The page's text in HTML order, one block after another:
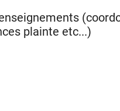
plainte etc...)